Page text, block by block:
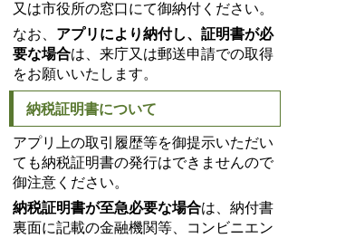
又は市役所の窓口にて御納付ください。
なお、 アプリにより納付し、証明書が必
要な場合は、来庁又は郵送申請での取得
をお願いいたします。
納税証明書について
アプリ上の取引履歴等を御提示いただい
ても納税証明書の発行はできませんので
御注意ください。
納税証明書が至急必要な場合は、納付書
裏面に記載の金融機関等、コンビニエン